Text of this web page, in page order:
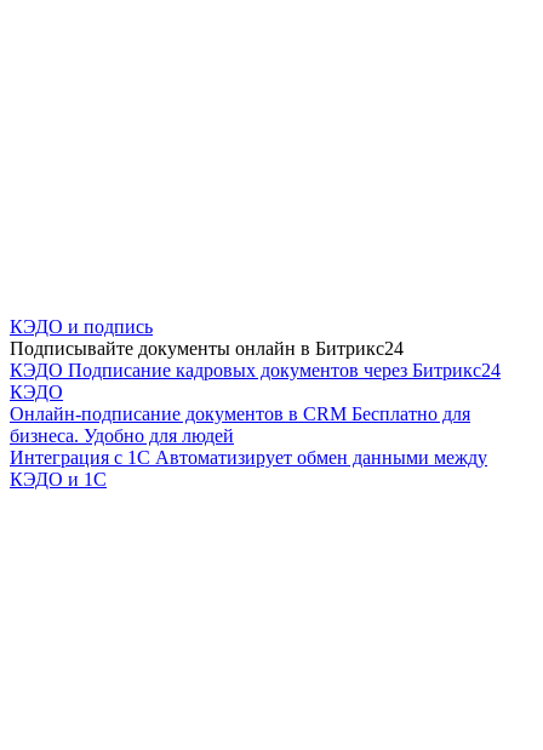
КЭДО и подпись
Подписывайте документы онлайн в Битрикс24
КЭДО Подписание кадровых документов через Битрикс24
КЭДО
Онлайн-подписание документов в CRM Бесплатно для
бизнеса. Удобно для людей
Интеграция с 1С Автоматизирует обмен данными между
КЭДО и 1С